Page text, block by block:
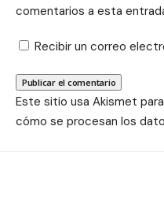
comentarios a esta
Recibir un correo
Este sitio usa Akismet
cómo se procesan los